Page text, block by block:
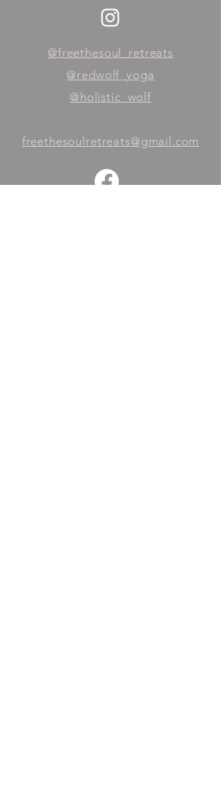
@freethesoul_retreats
@redwolf_yoga
@holistic_wolf
freethesoulretreats@gmail.com